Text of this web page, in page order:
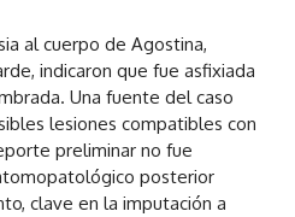
al cuerpo de Agostina,
indicaron que fue asfixiada
Una fuente del caso
lesiones compatibles con
preliminar no fue
posterior
clave en la imputación a